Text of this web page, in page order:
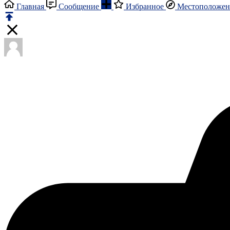
Главная Сообщение Избранное